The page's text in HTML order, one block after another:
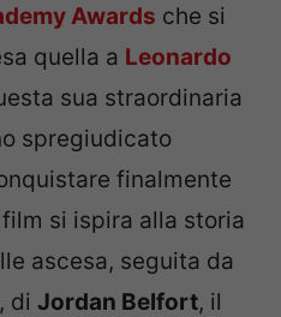
Awards che si
quella a Leonardo
sua straordinaria
spregiudicato
finalmente
si ispira alla storia
ascesa, seguita da
di Jordan Belfort, il